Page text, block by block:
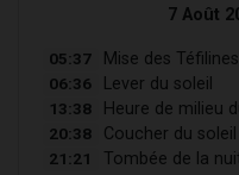
7 Août
05:37 Mise des Téfilines
06:36 Lever du soleil
13:38 Heure de milieu
20:38 Coucher du soleil
21:21 Tombée de la